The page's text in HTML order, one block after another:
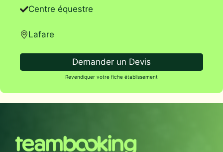
Centre équestre
Lafare
Demander un Devis
Revendiquer votre fiche établissement